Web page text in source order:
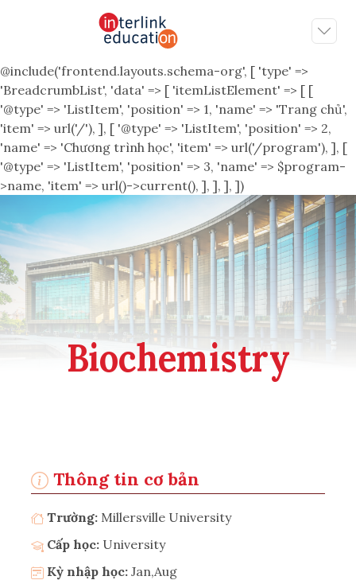
@include('frontend.layouts.schema-org', [ 'type' =>
'BreadcrumbList', 'data' => [ 'itemListElement' => [ [
'@type' => 'ListItem', 'position' => 1, 'name' => 'Trang chủ',
'item' => url('/'), ], [ '@type' => 'ListItem', 'position' => 2,
'name' => 'Chương trình học', 'item' => url('/program'), ], [
'@type' => 'ListItem', 'position' => 3, 'name' => $program-
>name, 'item' => url()->current(), ], ], ], ])
Biochemistry
Thông tin cơ bản
Trường: Millersville University
Cấp học: University
Kỳ nhập học: Jan,Aug